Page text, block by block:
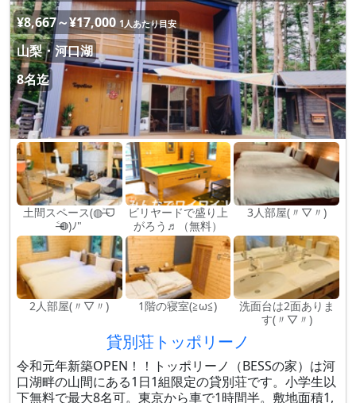
¥8,667～¥17,000 1人あたり目安
山梨・河口湖
8名迄
土間スペース(◍˃̶ᗜ
˂̶◍)ﾉ"
ビリヤードで盛り上
がろう♬（無料）
3人部屋(〃▽〃)
2人部屋(〃▽〃) 1階の寝室(≧ω≦)
洗面台は2面ありま
す(〃▽〃)
貸別荘トッポリーノ
令和元年新築OPEN！！トッポリーノ（BESSの家）は河
口湖畔の山間にある1日1組限定の貸別荘です。小学生以
下無料で最大8名可。東京から車で1時間半。敷地面積1,